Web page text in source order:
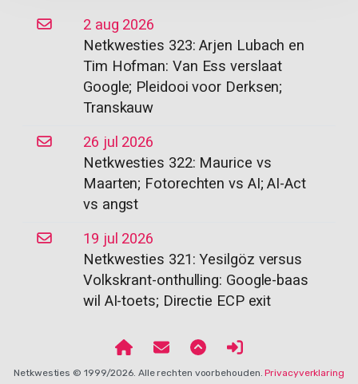
2 aug 2026
Netkwesties 323: Arjen Lubach en
Tim Hofman: Van Ess verslaat
Google; Pleidooi voor Derksen;
Transkauw
26 jul 2026
Netkwesties 322: Maurice vs
Maarten; Fotorechten vs AI; AI-Act
vs angst
19 jul 2026
Netkwesties 321: Yesilgöz versus
Volkskrant-onthulling: Google-baas
wil AI-toets; Directie ECP exit
Netkwesties © 1999/2026. Alle rechten voorbehouden.Privacyverklaring